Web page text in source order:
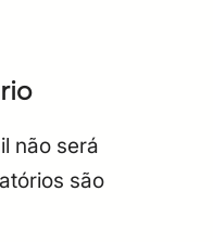
não será
são